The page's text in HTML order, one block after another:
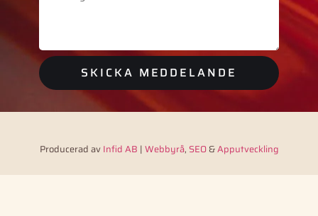
SKICKA MEDDELANDE
Producerad avInfid AB |Webbyrå, SEO&Apputveckling